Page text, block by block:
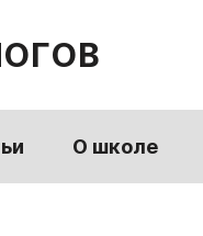
О школе